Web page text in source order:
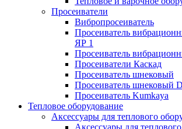
Просеиватели
Вибропросеиватель
Просеиватель
ЯР 1
Просеиватель
Просеиватели Каскад
Просеиватель шнековый
Просеиватель шнековый
Просеиватель Kumkaya
Тепловое оборудование
Аксессуары для теплового
Аксессуары для